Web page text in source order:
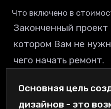
Что включено в
Законченный
котором Вам не
чего начать ремонт.
Основная цель
дизайнов - это